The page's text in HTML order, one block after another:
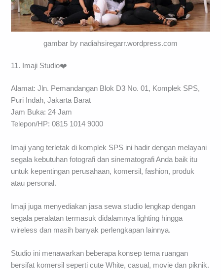
gambar by nadiahsiregarr.wordpress.com
11. Imaji Studio❤️
Alamat: Jln. Pemandangan Blok D3 No. 01, Komplek SPS,
Puri Indah, Jakarta Barat
Jam Buka: 24 Jam
Telepon/HP: 0815 1014 9000
Imaji yang terletak di komplek SPS ini hadir dengan melayani
segala kebutuhan fotografi dan sinematografi Anda baik itu
untuk kepentingan perusahaan, komersil, fashion, produk
atau personal.
Imaji juga menyediakan jasa sewa studio lengkap dengan
segala peralatan termasuk didalamnya lighting hingga
wireless dan masih banyak perlengkapan lainnya.
Studio ini menawarkan beberapa konsep tema ruangan
bersifat komersil seperti cute White, casual, movie dan piknik.